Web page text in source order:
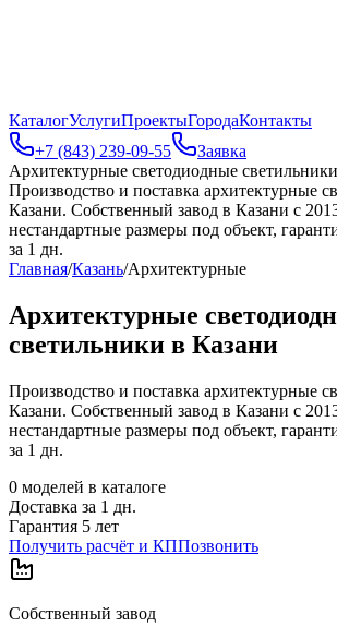
КаталогУслугиПроектыГородаКонтакты
+7 (843) 239-09-55
Заявка
Архитектурные светодиодные
Производство и поставка архитектурные
Казани. Собственный завод в Казани с
нестандартные размеры под объект,
за 1 дн.
Главная/Казань/Архитектурные
Архитектурные
светильники в Казани
Производство и поставка архитектурные
Казани. Собственный завод в Казани с
нестандартные размеры под объект,
за 1 дн.
0 моделей в каталоге
Доставка за 1 дн.
Гарантия 5 лет
Получить расчёт и КППозвонить
Собственный завод